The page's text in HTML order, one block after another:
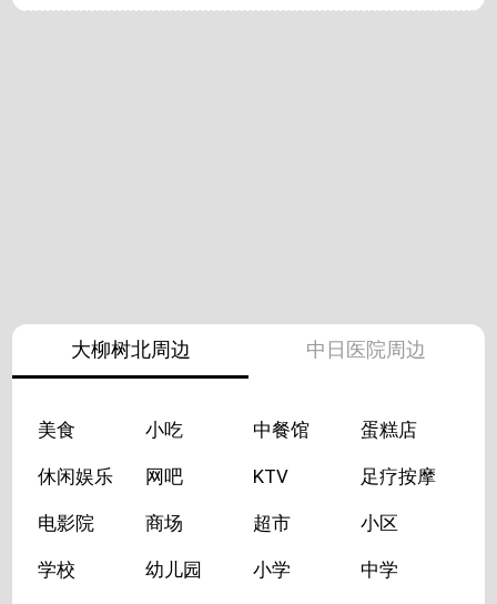
大柳树北周边 中日医院周边
美食 小吃 中餐馆 蛋糕店
休闲娱乐 网吧 KTV 足疗按摩
电影院 商场 超市 小区
学校 幼儿园 小学 中学